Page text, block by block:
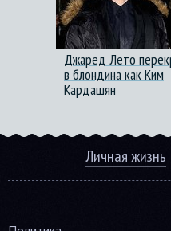
Джаред Лето
в блондина как Ким
Кардашян
Личная жизнь